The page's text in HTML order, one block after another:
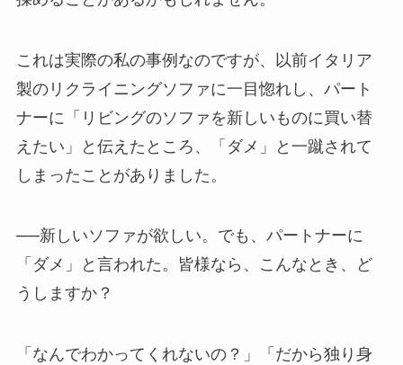
これは実際の私の事例なのですが、以前イタリア
製のリクライニングソファに一目惚れし、パート
ナーに「リビングのソファを新しいものに買い替
えたい」と伝えたところ、「ダメ」と一蹴されて
しまったことがありました。
──新しいソファが欲しい。でも、パートナーに
「ダメ」と言われた。皆様なら、こんなとき、ど
うしますか？
「なんでわかってくれないの？」「だから独り身